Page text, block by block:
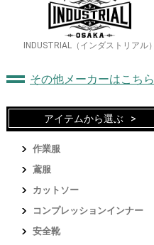
INDUSTRIAL（インダストリアル）
その他メーカーはこちら
アイテムから選ぶ
作業服
鳶服
カットソー
コンプレッションインナー
安全靴